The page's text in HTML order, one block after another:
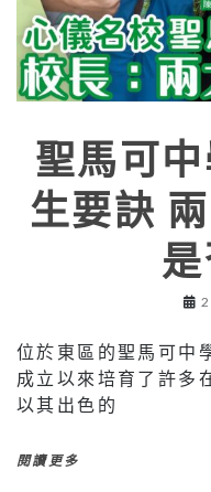
聖馬可
生要訣
位於東區的聖馬可中
成立以來培育了許多
以其出色的
閱讀更多